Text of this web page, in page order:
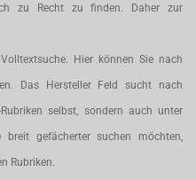
zu Recht zu finden. Daher zur
Hier können Sie nach
Das Hersteller Feld sucht nach
selbst, sondern auch unter
breit gefächerter suchen möchten,
Rubriken.